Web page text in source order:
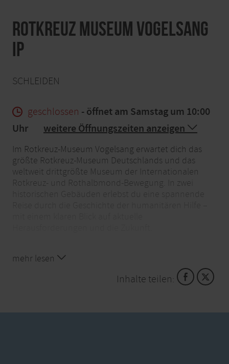
Rotkreuz Museum Vogelsang
IP
SCHLEIDEN
geschlossen - öffnet am Samstag um 10:00
Uhr
weitere Öffnungszeiten anzeigen
Im Rotkreuz-Museum Vogelsang erwartet dich das
größte Rotkreuz-Museum Deutschlands und das
weltweit drittgrößte Museum der Internationalen
Rotkreuz- und Rothalbmond-Bewegung. In zwei
Zwei Ausstellungen zeigen die weltweite Arbeit des
Roten Kreuzes sowie die Geschichte der Rotkreuz-
Bewegung im Rheinland. Du erfährst mehr über
mehr lesen
Inhalte teilen: